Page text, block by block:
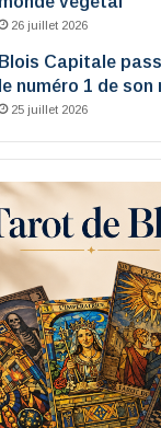
26 juillet 2026
Blois Capitale
le numéro 1 de
25 juillet 2026